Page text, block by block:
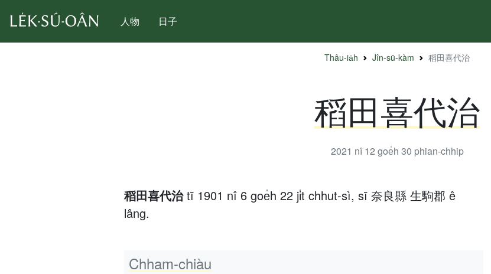
人物 日子
Thâu-ia̍h Jîn-sū-kàm 稻田喜代治
稻田喜代治
2021 nî 12 goe̍h 30 phian-chhip
稻田喜代治tī 1901 nî 6 goe̍h 22 ji̍t chhut-sì, sī 奈良縣 生駒郡 ê
lâng.
Chham-chiàu